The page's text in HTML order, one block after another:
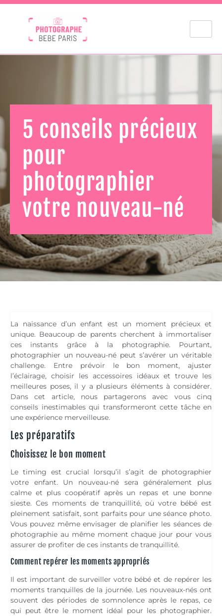
5 conseils précieux
pour
photographier
votre nouveau-né
La naissance d’un enfant est un moment précieux et
unique. Beaucoup de parents cherchent à immortaliser
ces instants grâce à la photographie. Pourtant,
photographier un nouveau-né peut s’avérer un véritable
challenge. Entre prévoir le bon moment, ajuster
l’éclairage, choisir les accessoires idéaux et trouve les
meilleures poses, il y a plusieurs éléments à considérer.
Dans cet article, nous partagerons avec vous cinq
conseils inestimables qui transformeront cette tâche en
une expérience merveilleuse.
Les préparatifs
Choisissez le bon moment
Le timing est crucial lorsqu’il s’agit de photographier
votre enfant. Un nouveau-né sera généralement plus
calme et plus coopératif après un repas et une bonne
sieste. Ces moments de tranquillité, où votre bébé est
pleinement satisfait, sont parfaits pour une séance photo.
Vous pouvez même envisager de planifier les séances de
photographie au même moment chaque jour pour vous
assurer de profiter de ces instants de tranquillité.
Comment repérer les moments appropriés
Il est important de surveiller votre bébé et de repérer les
moments tranquilles de la journée. Les nouveaux-nés ont
souvent des périodes de somnolence après le repas, ce
qui peut être le moment idéal pour les photographier.